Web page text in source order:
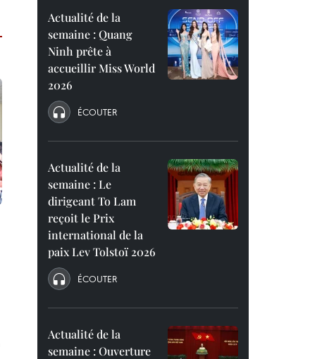
Actualité de la
semaine : Quang
Ninh prête à
accueillir Miss World
2026
ÉCOUTER
Actualité de la
semaine : Le
dirigeant To Lam
reçoit le Prix
international de la
paix Lev Tolstoï 2026
ÉCOUTER
Actualité de la
semaine : Ouverture